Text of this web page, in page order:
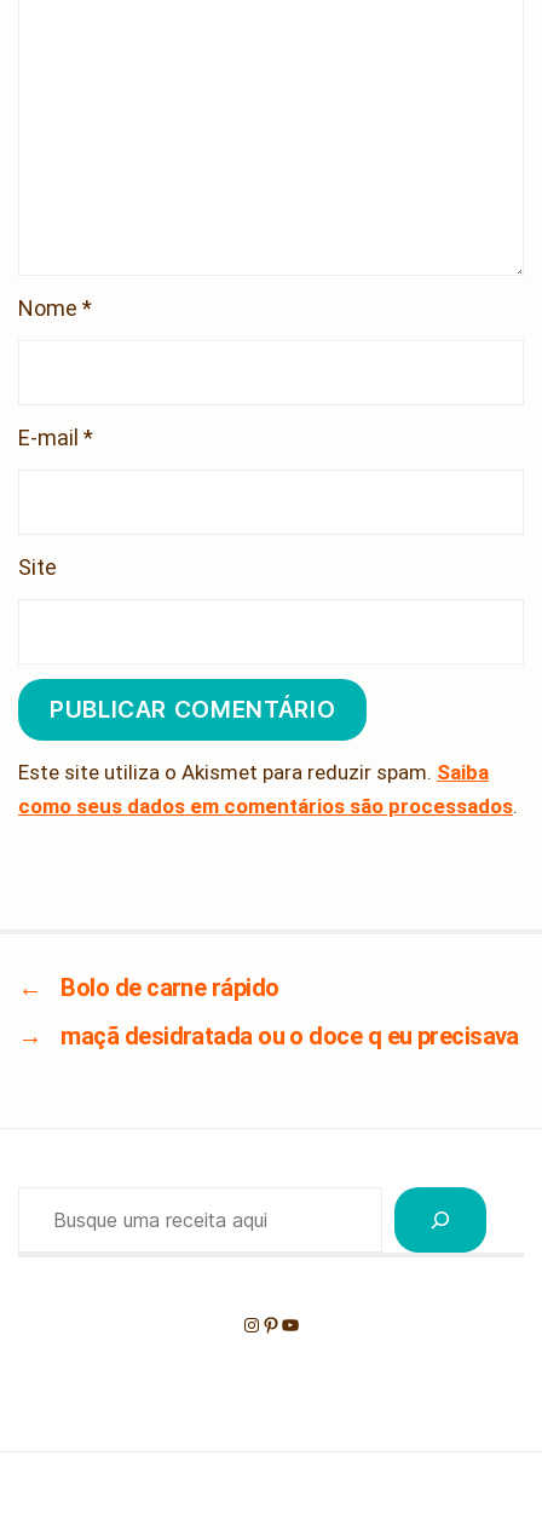
Nome *
E-mail *
Site
Este site utiliza o Akismet para reduzir spam. Saiba
como seus dados em comentários são processados.
←
Bolo de carne rápido
→
maçã desidratada ou o doce q eu precisava
Instagram
Pinterest
Youtube